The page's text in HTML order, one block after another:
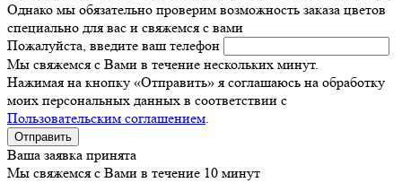
Однако мы обязательно проверим возможность заказа цветов
специально для вас и свяжемся с вами
Пожалуйста, введите ваш телефон
Мы свяжемся с Вами в течение нескольких минут.
Нажимая на кнопку «Отправить» я соглашаюсь на обработку
моих персональных данных в соответствии с
Пользовательским соглашением.
Ваша заявка принята
Мы свяжемся с Вами в течение 10 минут